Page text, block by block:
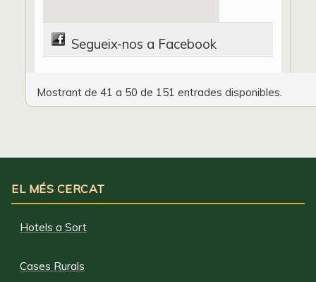
Segueix-nos a Facebook
Mostrant de 41 a 50 de 151 entrades disponibles.
EL MÉS CERCAT
Hotels a Sort
Cases Rurals